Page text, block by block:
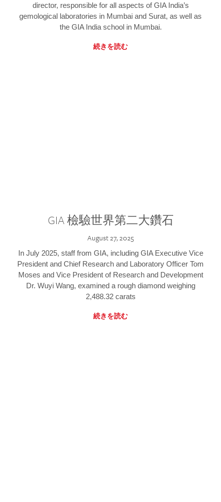
director, responsible for all aspects of GIA India’s
gemological laboratories in Mumbai and Surat, as well as
the GIA India school in Mumbai.
続きを読む
GIA 檢驗世界第二大鑽石
August 27, 2025
In July 2025, staff from GIA, including GIA Executive Vice
President and Chief Research and Laboratory Officer Tom
Moses and Vice President of Research and Development
Dr. Wuyi Wang, examined a rough diamond weighing
2,488.32 carats
続きを読む